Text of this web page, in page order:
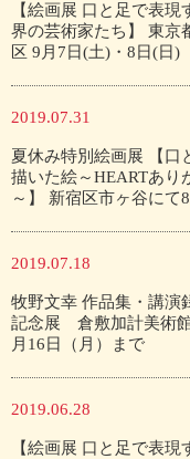
【絵画展 口と足で表現
界の芸術家たち】 東京
区 9月7日(土)・8日(日)
2019.07.31
夏休み特別絵画展 【口
描いた絵～HEARTあり
～】 新宿区市ヶ谷にて
2019.07.18
牧野文幸 作品集・講演
記念展 倉敷加計美術
月16日（月）まで
2019.06.28
【絵画展 口と足で表現